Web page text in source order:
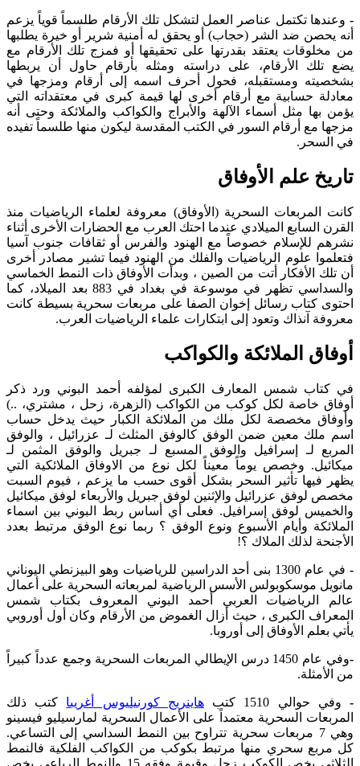
- وعندها تكتمل عناصر العمل لتشكل تلك الأرقام طلسماً قوياً يزعم
أنه يحصن ضد الشر (حجاب) أو يحقق له أمنية شرير أو خيرة يطلبها
من مخلوقات يعتقد بقدرتها على تحقيقها أو فمزج تلك الأرقام مع
يضع تلك الأرقام، على دراسته ومثله بأرقام حاول أن يربطها
بشخصيته ومستقبله، فحول أحرف اسمه إلى أرقام ومزجها في
معادلة حسابية مع أرقام أخرى لها قيمة كبرى في معتقداته التي
يؤمن بها مثل أسماء الآلهة والأبراج والكواكب والملائكة وحتى أنه
مزجها مع أرقام السور في الكتب المقدسة ليكون منها طلسماً تفيده
في السحر.
تاريخ علم الأوفاق
كانت المربعات السحرية (الأوفاق) معروفة لعلماء الرياضيات منذ
القرن السابع الميلادي عندما احتك العرب مع الحضارات الأخرى أثناء
نشرهم للإسلام خصوصاً مع الهنود والفرس أو ثقافات جنوب آسيا
فتعلموا علوم الرياضيات والفلك من الهنود فيما تشير مصادر أخرى
أن تلك الأفكار أتت من الصين ، وبدأت الأوفاق ذات النمط الخماسي
والسداسي تظهر في موسوعة في بغداد في 883 بعد الميلاد، كما
احتوى كتاب رسائل إخوان الصفا على مربعات سحرية بسيطة كانت
معروفة آنذاك وتعود إلى ابتكارات علماء الرياضيات العرب.
أوفاق الملائكة والكواكب
في كتاب شمس المعارف الكبرى لمؤلفه أحمد البوني ورد ذكر
أوفاق خاصة لكل كوكب من الكواكب (الزهرة، زحل ، مشتري، ..)
وأوفاق مخصصة لكل ملك من الملائكة الكبار حيث يدخل حساب
اسم ملك معين ضمن الوفق كالوفق المثلث لـ عزرائيل ، والوفق
المربع لـ إسرافيل والوفق المسبع لـ جبريل والوفق المثمن لـ
ميكائيل. وخصص يوماً معيناً لكل نوع من الاوفاق الملائكية التي
يظهر فيها تأثير السحر بشكل أقوى حسب ما يزعم ، فيوم السبت
مخصص لوفق عزرائيل والإثنين لوفق جبريل والأربعاء لوفق ميكائيل
والخميس لوفق إسرافيل. فعلى أي أساس ربط البوني بين اسماء
الملائكة وأيام الأسبوع ونوع الوفق ؟ ربما نوع الوفق مرتبط بعدد
الأجنحة لذلك الملاك ؟!
-
في عام 1300 بنى أحد الدراسين للرياضيات وهو البيزنطي اليوناني
مانويل موسكوبولس الأسس الرياضية لمربعاته السحرية على أعمال
عالم الرياضيات العربي أحمد البوني المعروف بكتاب شمس
المعراف الكبرى ، حيث أزال الغموض من الأرقام وكان أول أوروبي
يأتي بعلم الأوفاق إلى أوروبا.
-
وفي عام 1450 درس الإيطالي المربعات السحرية وجمع عدداً كبيراً
من الأمثلة.
-وفي حوالي 1510 كتب هاينريج كورنيليوس أغريبا كتب ذلك
المربعات السحرية معتمداً على الأعمال السحرية لمارسيليو فيسينو
وهي 7 مربعات سحرية تتراوح بين النمط السداسي إلى التساعي.
كل مربع سحري منها مرتبط بكوكب من الكواكب الفلكية فالنمط